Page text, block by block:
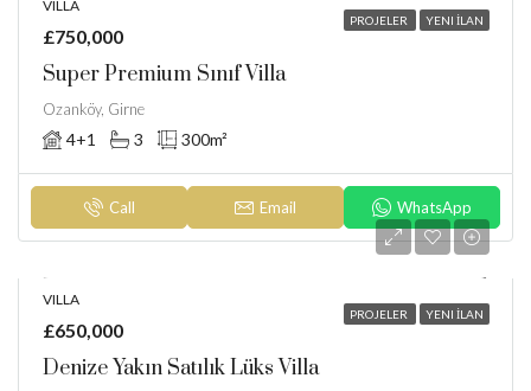
PROJELER YENI İLAN
VILLA
£750,000
Super Premium Sınıf Villa
Ozanköy, Girne
4+1 3 300m²
Call Email WhatsApp
PROJELER YENI İLAN
VILLA
£650,000
Denize Yakın Satılık Lüks Villa